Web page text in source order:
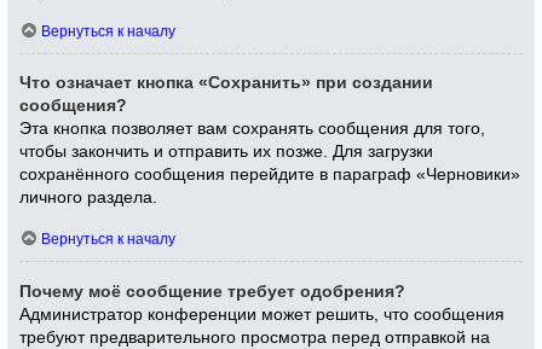
Вернуться к началу
Что означает кнопка «Сохранить» при создании
сообщения?
Эта кнопка позволяет вам сохранять сообщения для того,
чтобы закончить и отправить их позже. Для загрузки
сохранённого сообщения перейдите в параграф «Черновики»
личного раздела.
Вернуться к началу
Почему моё сообщение требует одобрения?
Администратор конференции может решить, что сообщения
требуют предварительного просмотра перед отправкой на